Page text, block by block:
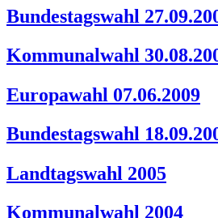
Bundestagswahl
Kommunalwahl
Europawahl 07.06.2009
Bundestagswahl
Landtagswahl 2005
Kommunalwahl 2004